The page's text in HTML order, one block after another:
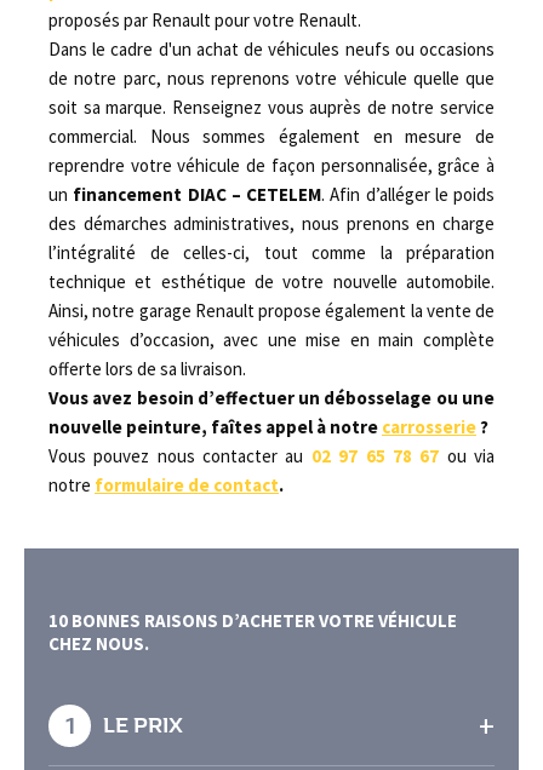
proposés par Renault pour votre Renault.
Dans le cadre d'un achat de véhicules neufs ou occasions
de notre parc, nous reprenons votre véhicule quelle que
soit sa marque. Renseignez vous auprès de notre service
commercial. Nous sommes également en mesure de
reprendre votre véhicule de façon personnalisée, grâce à
un financement DIAC – CETELEM. Afin d’alléger le poids
des démarches administratives, nous prenons en charge
l’intégralité de celles-ci, tout comme la préparation
technique et esthétique de votre nouvelle automobile.
Ainsi, notre garage Renault propose également la vente de
véhicules d’occasion, avec une mise en main complète
offerte lors de sa livraison.
Vous avez besoin d’effectuer un débosselage ou une
nouvelle peinture, faîtes appel à notre carrosserie?
Vous pouvez nous contacter au 02 97 65 78 67 ou via
notre formulaire de contact.
10 BONNES RAISONS D’ACHETER VOTRE VÉHICULE
CHEZ NOUS.
1 LE PRIX +
En effet, grâce à notre large choix de véhicules,